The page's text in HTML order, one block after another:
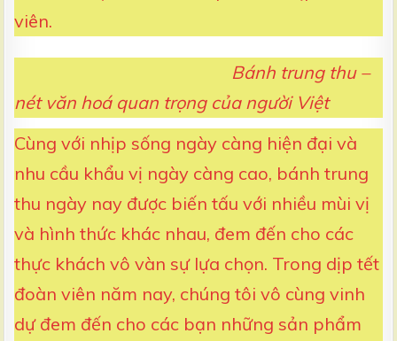
viên.
Bánh trung thu –
nét văn hoá quan trọng của người Việt
Cùng với nhịp sống ngày càng hiện đại và
nhu cầu khẩu vị ngày càng cao, bánh trung
thu ngày nay được biến tấu với nhiều mùi vị
và hình thức khác nhau, đem đến cho các
thực khách vô vàn sự lựa chọn. Trong dịp tết
đoàn viên năm nay, chúng tôi vô cùng vinh
dự đem đến cho các bạn những sản phẩm